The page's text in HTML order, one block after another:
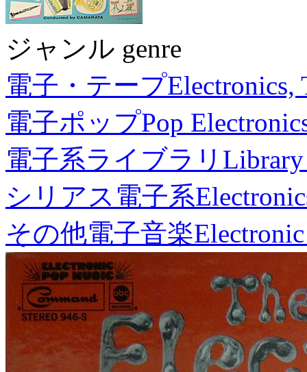
ジャンル genre
電子・テープElectronics,
電子ポップPop
電子系ライブラリ
シリアス電子系
その他電子音楽